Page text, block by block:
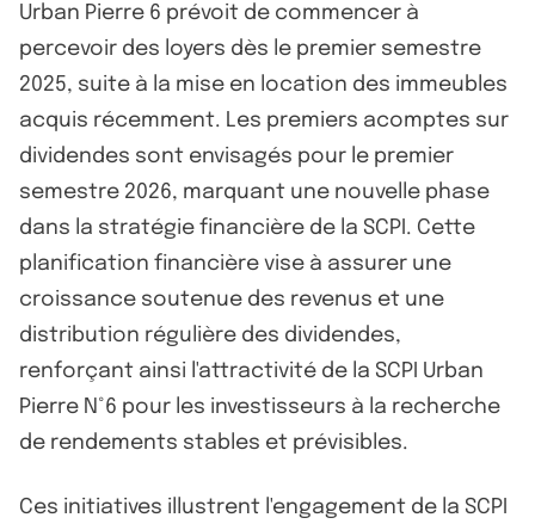
Urban Pierre 6 prévoit de commencer à
percevoir des loyers dès le premier semestre
2025, suite à la mise en location des immeubles
acquis récemment. Les premiers acomptes sur
dividendes sont envisagés pour le premier
semestre 2026, marquant une nouvelle phase
dans la stratégie financière de la SCPI. Cette
planification financière vise à assurer une
croissance soutenue des revenus et une
distribution régulière des dividendes,
renforçant ainsi l'attractivité de la SCPI Urban
Pierre N°6 pour les investisseurs à la recherche
de rendements stables et prévisibles.
Ces initiatives illustrent l'engagement de la SCPI